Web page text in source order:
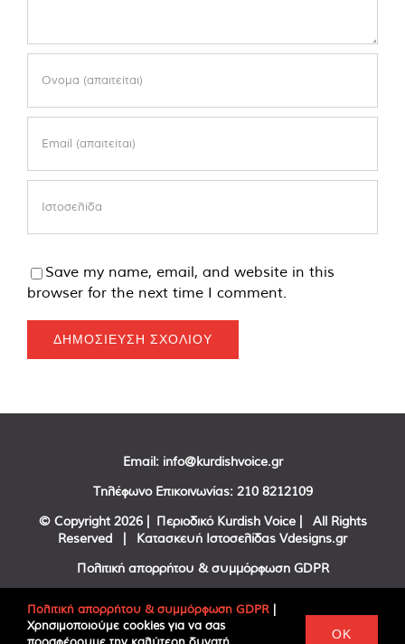
Save my name, email, and website in this
browser for the next time I comment.
Email: info@kurdishvoice.gr
Τηλέφωνο Επικοινωνίας: 210 8212109
© Copyright 2026 | Περιοδικό Kurdish Voice | All Rights
Reserved | Κατασκευή Ιστοσελίδας Vdesigns.gr
Πολιτική απορρήτου & συμμόρφωση GDPR
FacebookTwitter
Πολιτική απορρήτου & συμμόρφωση GDPR |
Χρησιμοποιούμε cookies για να σας
OK